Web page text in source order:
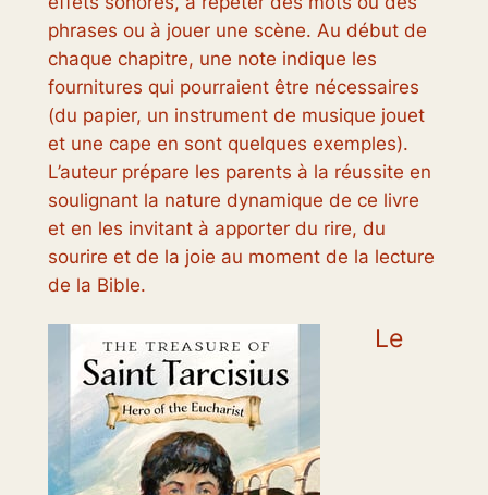
phrases ou à jouer une scène. Au début de
chaque chapitre, une note indique les
fournitures qui pourraient être nécessaires
(du papier, un instrument de musique jouet
et une cape en sont quelques exemples).
L’auteur prépare les parents à la réussite en
soulignant la nature dynamique de ce livre
et en les invitant à apporter du rire, du
sourire et de la joie au moment de la lecture
de la Bible.
Le